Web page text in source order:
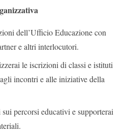
dell’Ufficio Educazione con
e altri interlocutori.
le iscrizioni di classi e istituti
incontri e alle iniziative della
percorsi educativi e supporterai